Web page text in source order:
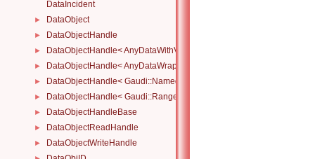
DataIncident
► DataObject
► DataObjectHandle
► DataObjectHandle< AnyDataWithViewWrapper< View, Owned > >
► DataObjectHandle< AnyDataWrapper< T > >
► DataObjectHandle< Gaudi::NamedRange_< T > >
► DataObjectHandle< Gaudi::Range_< T > >
► DataObjectHandleBase
► DataObjectReadHandle
► DataObjectWriteHandle